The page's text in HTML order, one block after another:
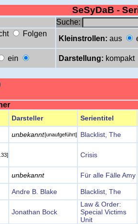
SeSyDaB -
Suche:
Folgen
Kleinstrollen: aus
ein Darstellung: kompakt
Darsteller Serientitel
unbekannt[unaufgeführt]
Blacklist, The
Crisis
unbekannt Für alle Fälle Amy
Andre B. Blake Blacklist, The
Jonathan Bock
Law & Order:
Special Victims
Unit